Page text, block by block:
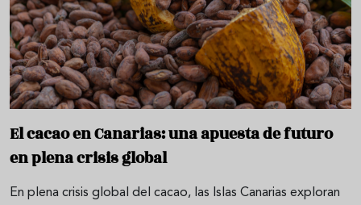
El cacao en Canarias: una apuesta de futuro
en plena crisis global
En plena crisis global del cacao, las Islas Canarias exploran